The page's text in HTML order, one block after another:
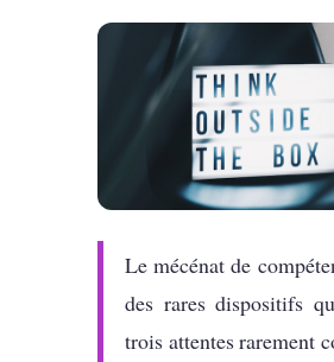
Le mécénat de
des rares dispositifs
trois attentes rarement